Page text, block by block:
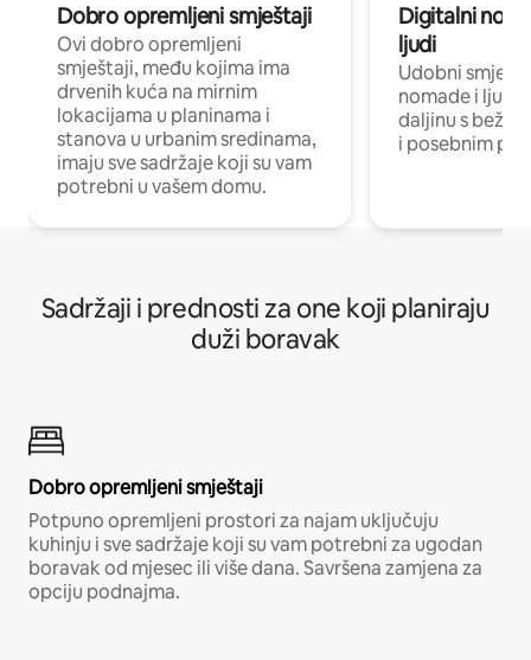
Dobro opremljeni smještaji
Ovi dobro opremljeni
smještaji, među kojima ima
drvenih kuća na mirnim
lokacijama u planinama i
stanova u urbanim sredinama,
imaju sve sadržaje koji su vam
potrebni u vašem domu.
Digitalni
ljudi
Udobni
nomade i ljude
daljinu s
i posebnim
Sadržaji i prednosti za one koji planiraju
duži boravak
Dobro opremljeni smještaji
Potpuno opremljeni prostori za najam uključuju
kuhinju i sve sadržaje koji su vam potrebni za ugodan
boravak od mjesec ili više dana. Savršena zamjena za
opciju podnajma.